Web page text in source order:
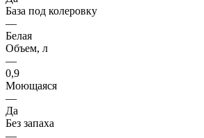
База под колеровку
—
Белая
Объем, л
—
0,9
Моющаяся
—
Да
Без запаха
—